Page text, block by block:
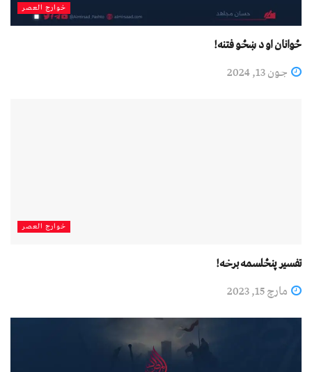
خوارج العصر
ځوانان او د ښځو فتنه!
جون 13, 2024
خوارج العصر
تفسير پنځلسمه برخه!
مارچ 15, 2023